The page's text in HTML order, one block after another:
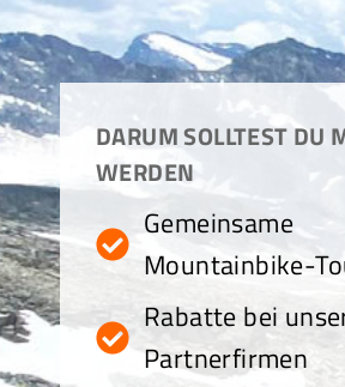
DARUM SOLLTEST DU
WERDEN
Gemeinsame
Mountainbike-
Rabatte bei
Partnerfirmen